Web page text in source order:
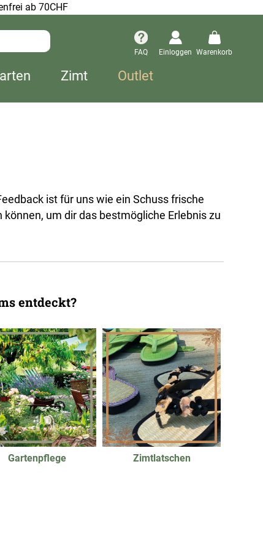
ab 70CHF
FAQ Einloggen Warenkorb
Zimt Outlet
ist für uns wie ein Schuss frische
um dir das bestmögliche Erlebnis zu
entdeckt?
Gartenpflege Zimtlatschen